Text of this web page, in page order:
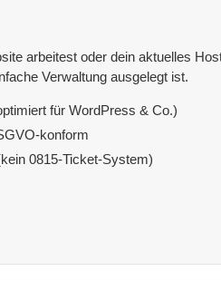
arbeitest oder dein aktuelles
Verwaltung ausgelegt ist.
für WordPress & Co.)
konform
0815-Ticket-System)